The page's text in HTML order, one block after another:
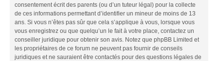
consentement écrit des parents (ou d’un tuteur légal) pour la collecte
de ces informations permettant d’identifier un mineur de moins de 13
ans. Si vous n’êtes pas sûr que cela s’applique à vous, lorsque vous
vous enregistrez ou que quelqu’un le fait à votre place, contactez un
conseiller juridique pour obtenir son avis. Notez que phpBB Limited et
les propriétaires de ce forum ne peuvent pas fournir de conseils
juridiques et ne sauraient être contactés pour des questions légales de